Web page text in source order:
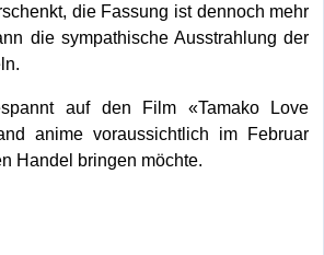
die Fassung ist dennoch mehr
die sympathische Ausstrahlung der
auf den Film «Tamako Love
anime voraussichtlich im Februar
Handel bringen möchte.